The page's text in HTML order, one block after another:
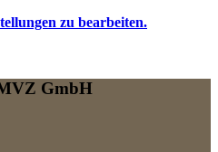
zu bearbeiten.
GmbH